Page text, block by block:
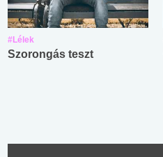
#Lélek
Szorongás teszt